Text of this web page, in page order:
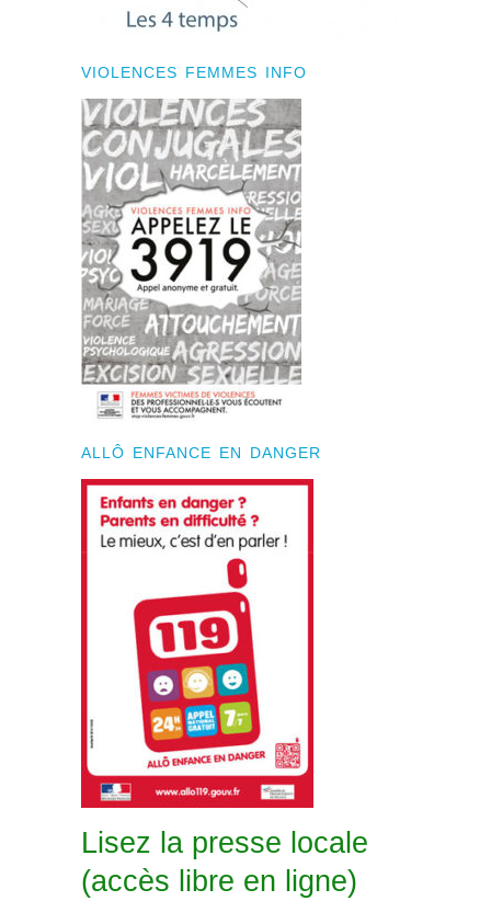
VIOLENCES FEMMES INFO
ALLÔ ENFANCE EN DANGER
Lisez la presse locale
(accès libre en ligne)